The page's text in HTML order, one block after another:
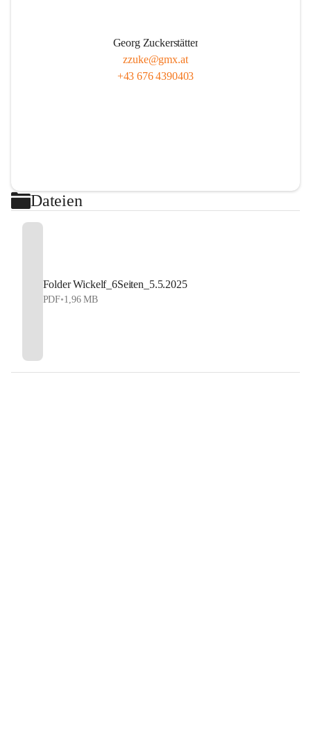
Georg Zuckerstätter
zzuke@gmx.at
+43 676 4390403
Dateien
Folder Wickelf_6Seiten_5.5.2025
PDF•1,96 MB